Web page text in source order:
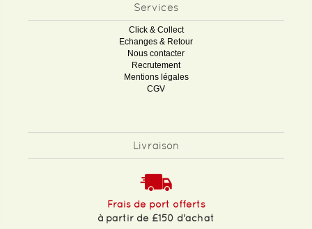
Services
Click & Collect
Echanges & Retour
Nous contacter
Recrutement
Mentions légales
CGV
Livraison
Frais de port offerts
à partir de £150 d'achat